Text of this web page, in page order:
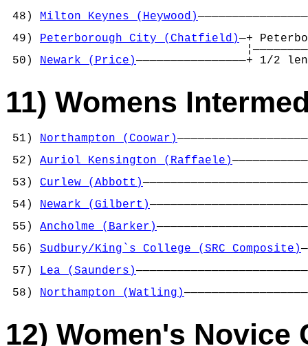
48) Milton Keynes (Heywood)
49) Peterborough City (Chatfield)—+
50) Newark (Price)
11) Womens
51) Northampton (Coowar)
52) Auriol Kensington (Raffaele)
53) Curlew (Abbott)
54) Newark (Gilbert)
55) Ancholme (Barker)
56) Sudbury/King`s College (SRC Composite)
57) Lea (Saunders)
58) Northampton (Watling)
12) Women's Novice